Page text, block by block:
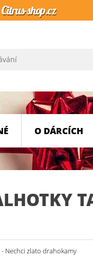
O DÁRCÍCH
Nechci zlato drahokamy